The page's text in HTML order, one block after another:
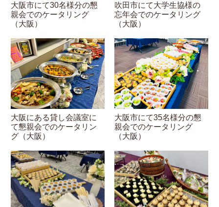
大阪市にて30名様分の懇
親会でのケータリング
（大阪）
吹田市にて大学生協様の
忘年会でのケータリング
（大阪）
大阪にある貸し会議室に
て懇親会でのケータリン
グ（大阪）
大阪市にて35名様分の懇
親会でのケータリング
（大阪）